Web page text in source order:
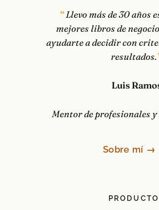
Llevo más de 30 años
mejores libros de
ayudarte a decidir con
resultados.
Luis
Mentor de profesionales
Sobre mí →